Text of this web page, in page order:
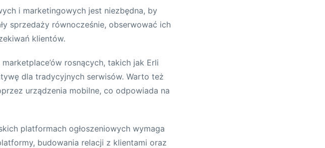
i marketingowych jest niezbędna, by
sprzedaży równocześnie, obserwować ich
klientów.
rosnących, takich jak Erli
dla tradycyjnych serwisów. Warto też
urządzenia mobilne, co odpowiada na
platformach ogłoszeniowych wymaga
budowania relacji z klientami oraz